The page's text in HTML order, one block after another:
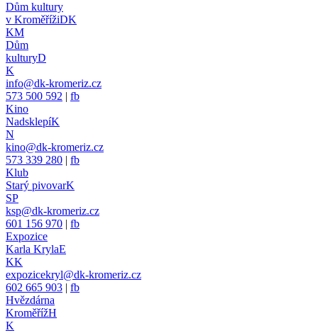
Dům kultury
v KroměřížiDK
KM
Dům
kulturyD
K
info@dk-kromeriz.cz
573 500 592 | fb
Kino
NadsklepíK
N
kino@dk-kromeriz.cz
573 339 280 | fb
Klub
Starý pivovarK
SP
ksp@dk-kromeriz.cz
601 156 970 | fb
Expozice
Karla KrylaE
KK
expozicekryl@dk-kromeriz.cz
602 665 903 | fb
Hvězdárna
KroměřížH
K